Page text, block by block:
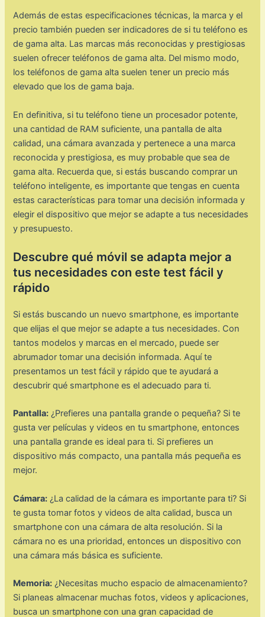
Además de estas especificaciones técnicas, la marca y el
precio también pueden ser indicadores de si tu teléfono es
de gama alta. Las marcas más reconocidas y prestigiosas
suelen ofrecer teléfonos de gama alta. Del mismo modo,
los teléfonos de gama alta suelen tener un precio más
elevado que los de gama baja.
En definitiva, si tu teléfono tiene un procesador potente,
una cantidad de RAM suficiente, una pantalla de alta
calidad, una cámara avanzada y pertenece a una marca
reconocida y prestigiosa, es muy probable que sea de
gama alta. Recuerda que, si estás buscando comprar un
teléfono inteligente, es importante que tengas en cuenta
estas características para tomar una decisión informada y
elegir el dispositivo que mejor se adapte a tus necesidades
y presupuesto.
Descubre qué móvil se adapta mejor a
tus necesidades con este test fácil y
rápido
Si estás buscando un nuevo smartphone, es importante
que elijas el que mejor se adapte a tus necesidades. Con
tantos modelos y marcas en el mercado, puede ser
abrumador tomar una decisión informada. Aquí te
presentamos un test fácil y rápido que te ayudará a
descubrir qué smartphone es el adecuado para ti.
Pantalla: ¿Prefieres una pantalla grande o pequeña? Si te
gusta ver películas y videos en tu smartphone, entonces
una pantalla grande es ideal para ti. Si prefieres un
dispositivo más compacto, una pantalla más pequeña es
mejor.
Cámara: ¿La calidad de la cámara es importante para ti? Si
te gusta tomar fotos y videos de alta calidad, busca un
smartphone con una cámara de alta resolución. Si la
cámara no es una prioridad, entonces un dispositivo con
una cámara más básica es suficiente.
Memoria: ¿Necesitas mucho espacio de almacenamiento?
Si planeas almacenar muchas fotos, videos y aplicaciones,
busca un smartphone con una gran capacidad de